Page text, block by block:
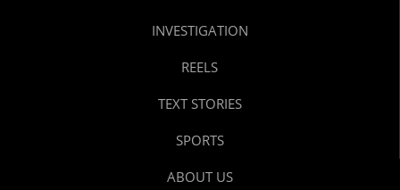
INVESTIGATION
REELS
TEXT STORIES
SPORTS
ABOUT US